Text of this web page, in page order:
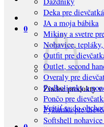
0
Žiadne produkty
Vrátiť sa do
Deka pre dievčatká
JA a moja bábika
Mikiny a svetre
Nohavice,
Outfit pre
Outlet, second
Overaly pre
Podkolienky a
Pončo pre
Pyžamká pre
Softshell